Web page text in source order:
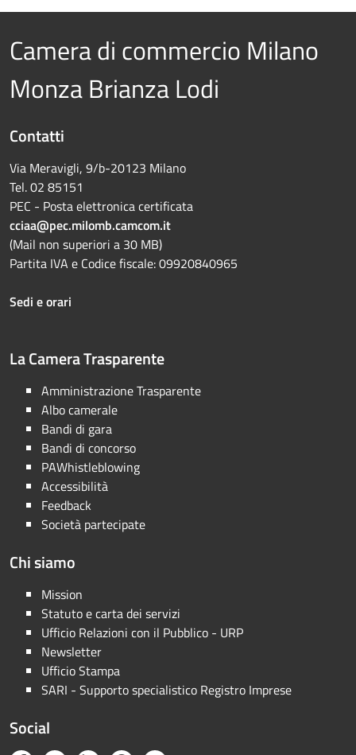
Camera di commercio Milano
Monza Brianza Lodi
Contatti
Via Meravigli, 9/b-20123 Milano
Tel. 02 85151
PEC - Posta elettronica certificata
cciaa@pec.milomb.camcom.it
(Mail non superiori a 30 MB)
Partita IVA e Codice fiscale: 09920840965
Sedi e orari
La Camera Trasparente
Amministrazione Trasparente
Albo camerale
Bandi di gara
Bandi di concorso
PAWhistleblowing
Accessibilità
Feedback
Società partecipate
Chi siamo
Mission
Statuto e carta dei servizi
Ufficio Relazioni con il Pubblico - URP
Newsletter
Ufficio Stampa
SARI - Supporto specialistico Registro Imprese
Social